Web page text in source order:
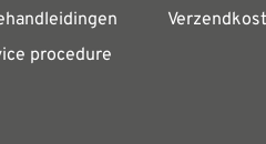
procedure